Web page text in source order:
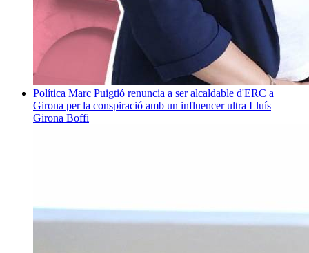
Política Marc Puigtió renuncia a ser alcaldable d'ERC a
Girona per la conspiració amb un influencer ultra Lluís
Girona Boffi